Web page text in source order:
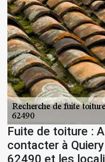
Fuite de toiture :
contacter à
62490 et les